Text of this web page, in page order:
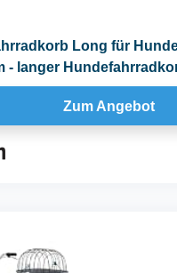
Long für
- langer
Zum Angebot